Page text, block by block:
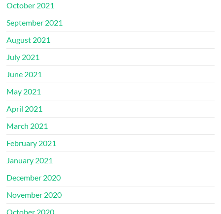
October 2021
September 2021
August 2021
July 2021
June 2021
May 2021
April 2021
March 2021
February 2021
January 2021
December 2020
November 2020
October 2020